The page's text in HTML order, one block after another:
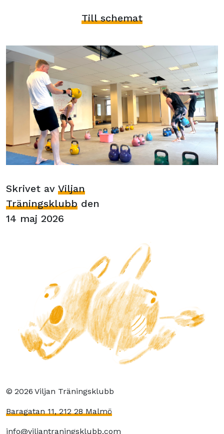
Skrivet av Viljan
Träningsklubb den
14 maj 2026
Till schemat
© 2026 Viljan Träningsklubb
Baragatan 11, 212 28 Malmö
info@viljantraningsklubb.com